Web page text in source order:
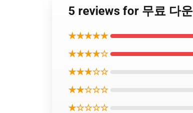
5 reviews for 무료 다
★★★★★
★★★★☆
★★★☆☆
★★☆☆☆
★☆☆☆☆